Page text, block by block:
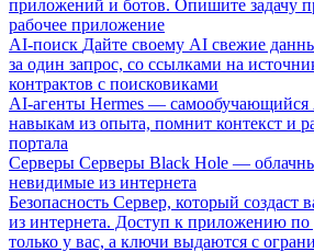
приложений и ботов. Опишите задачу
рабочее приложение
AI-поиск Дайте своему AI свежие
за один запрос, со ссылками на
контрактов с поисковиками
AI-агенты Hermes — самообучающийся
навыкам из опыта, помнит контекст и
портала
Серверы Серверы Black Hole —
невидимые из интернета
Безопасность Сервер, который создаст
из интернета. Доступ к приложению
только у вас, а ключи выдаются с